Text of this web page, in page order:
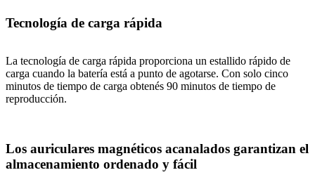
Tecnología de carga rápida
La tecnología de carga rápida proporciona un estallido rápido de
carga cuando la batería está a punto de agotarse. Con solo cinco
minutos de tiempo de carga obtenés 90 minutos de tiempo de
reproducción.
Los auriculares magnéticos acanalados garantizan el
almacenamiento ordenado y fácil